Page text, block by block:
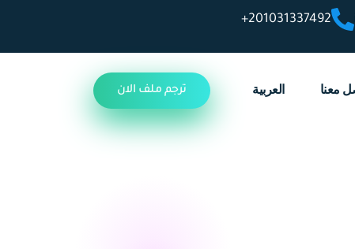
201031337492+
معنا العربية ترجم ملف الان